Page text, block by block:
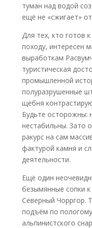
туман над водой
ещё не «сжигает»
Для тех, кто готов
походу, интересен
выработкам
туристическая
промышленной
полуразрушенные
щебня
Будьте осторожны:
нестабильны. Зато
ракурс на сам
фактурой камня и
деятельности.
Ещё один
безымянные сопки
Северный Чорргор.
подъём по
альпинистского